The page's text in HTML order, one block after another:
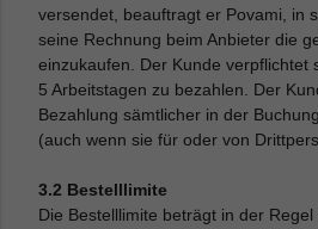
versendet, beauftragt er Povami, in
seine Rechnung beim Anbieter die
einzukaufen. Der Kunde verpflichtet
5 Arbeitstagen zu bezahlen. Der
Bezahlung sämtlicher in der
(auch wenn sie für oder von
3.2 Bestelllimite
Die Bestelllimite beträgt in der